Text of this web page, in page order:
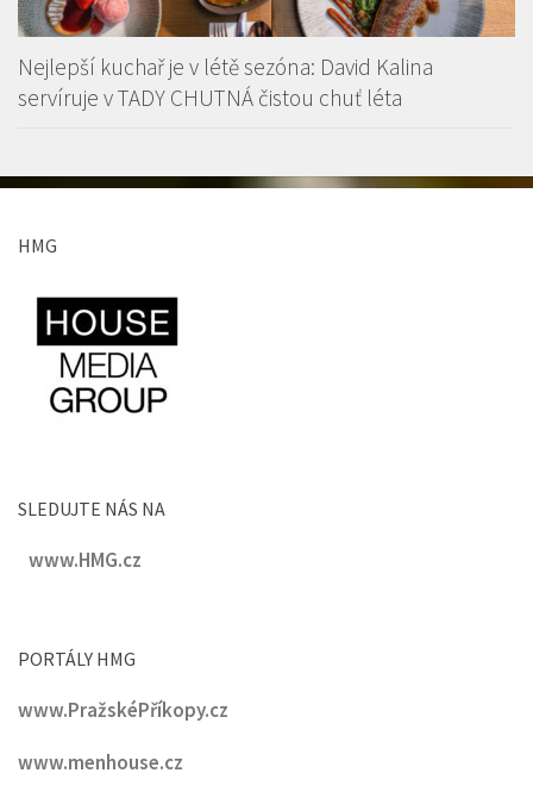
Nejlepší kuchař je v létě sezóna: David Kalina
servíruje v TADY CHUTNÁ čistou chuť léta
HMG
SLEDUJTE NÁS NA
www.HMG.cz
PORTÁLY HMG
www.PražskéPříkopy.cz
www.menhouse.cz